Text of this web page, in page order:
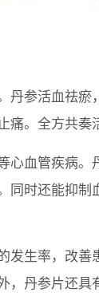
丹参活血祛瘀
。全方共奏
心血管疾病。
时还能抑制
发生率，改善
丹参片还具